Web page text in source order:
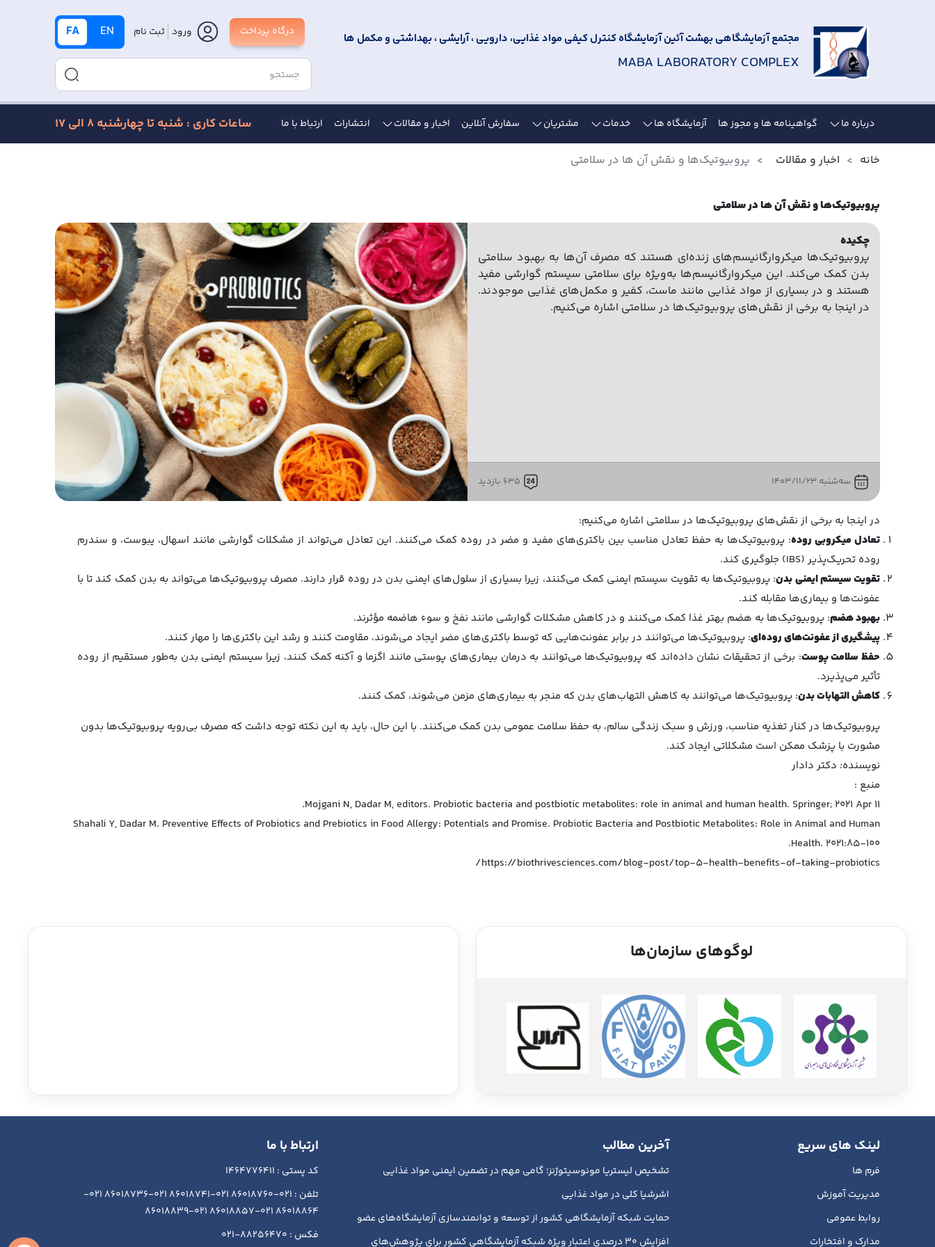
مجتمع آزمایشگاهی بهشت آئین آزمایشگاه کنترل کیفی مواد غذایی، دارویی ، آرایشی ، بهداشتی و مکمل ها
MABA LABORATORY COMPLEX
درگاه پرداخت ورود ثبت نام EN
FA
درباره ما خدمات اخبار و مقالات آزمایشگاه ها مشتریان گواهینامه ها و مجوز ها سفارش آنلاین انتشارات ارتباط با ما ساعات کاری : شنبه تا چهارشنبه 8 الی 17
خانه اخبار و مقالات پروبیوتیک‌ها و نقش آن ها در سلامتی
پروبیوتیک‌ها و نقش آن ها در سلامتی
چکیده
پروبیوتیک‌ها میکروارگانیسم‌های زنده‌ای هستند که مصرف آن‌ها به بهبود سلامتی
بدن کمک می‌کند. این میکروارگانیسم‌ها به‌ویژه برای سلامتی سیستم گوارشی مفید
هستند و در بسیاری از مواد غذایی مانند ماست، کفیر و مکمل‌های غذایی موجودند.
در اینجا به برخی از نقش‌های پروبیوتیک‌ها در سلامتی اشاره می‌کنیم.
سه‌شنبه 1403/11/23 635 بازدید
در اینجا به برخی از نقش‌های پروبیوتیک‌ها در سلامتی اشاره می‌کنیم:
تعادل میکروبی روده: پروبیوتیک‌ها به حفظ تعادل مناسب بین باکتری‌های مفید و مضر در روده کمک می‌کنند. این تعادل می‌تواند از مشکلات گوارشی مانند اسهال، یبوست، و سندرم
روده تحریک‌پذیر (IBS) جلوگیری کند.
تقویت سیستم ایمنی بدن: پروبیوتیک‌ها به تقویت سیستم ایمنی کمک می‌کنند، زیرا بسیاری از سلول‌های ایمنی بدن در روده قرار دارند. مصرف پروبیوتیک‌ها می‌تواند به بدن کمک کند تا با
عفونت‌ها و بیماری‌ها مقابله کند.
بهبود هضم: پروبیوتیک‌ها به هضم بهتر غذا کمک می‌کنند و در کاهش مشکلات گوارشی مانند نفخ و سوء هاضمه مؤثرند.
پیشگیری از عفونت‌های روده‌ای: پروبیوتیک‌ها می‌توانند در برابر عفونت‌هایی که توسط باکتری‌های مضر ایجاد می‌شوند، مقاومت کنند و رشد این باکتری‌ها را مهار کنند.
حفظ سلامت پوست: برخی از تحقیقات نشان داده‌اند که پروبیوتیک‌ها می‌توانند به درمان بیماری‌های پوستی مانند اگزما و آکنه کمک کنند، زیرا سیستم ایمنی بدن به‌طور مستقیم از روده
تأثیر می‌پذیرد.
کاهش التهابات بدن: پروبیوتیک‌ها می‌توانند به کاهش التهاب‌های بدن که منجر به بیماری‌های مزمن می‌شوند، کمک کنند.
پروبیوتیک‌ها در کنار تغذیه مناسب، ورزش و سبک زندگی سالم، به حفظ سلامت عمومی بدن کمک می‌کنند. با این حال، باید به این نکته توجه داشت که مصرف بی‌رویه پروبیوتیک‌ها بدون
مشورت با پزشک ممکن است مشکلاتی ایجاد کند.
نویسنده: دکتر دادار
منبع :
Mojgani N, Dadar M, editors. Probiotic bacteria and postbiotic metabolites: role in animal and human health. Springer; 2021 Apr 11.
Shahali Y, Dadar M. Preventive Effects of Probiotics and Prebiotics in Food Allergy: Potentials and Promise. Probiotic Bacteria and Postbiotic Metabolites: Role in Animal and Human
Health. 2021:85-100.
https://biothrivesciences.com/blog-post/top-5-health-benefits-of-taking-probiotics/
لوگوهای سازمان‌ها
لینک های سریع
فرم ها
مدیریت آموزش
روابط عمومی
مدارک و افتخارات
آخرین مطالب
تشخیص لیستریا مونوسیتوژنز؛ گامی مهم در تضمین ایمنی مواد غذایی
اشرشیا کلی در مواد غذایی
حمایت شبکه آزمایشگاهی کشور از توسعه و توانمندسازی آزمایشگاه‌های عضو
افزایش ۳۰ درصدی اعتبار ویژه شبکه آزمایشگاهی کشور برای پژوهش‌های
ارتباط با ما
کد پستی : 1464776411
تلفن : 021-86018760 021-86018741 021-86018736 021-
86018864 021-86018857 021-86018839
فکس : 88256470-021